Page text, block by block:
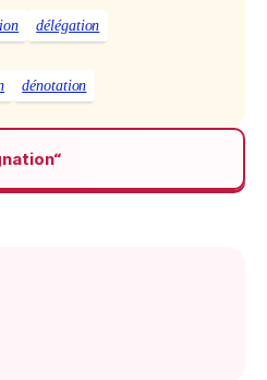
délégation
dénotation